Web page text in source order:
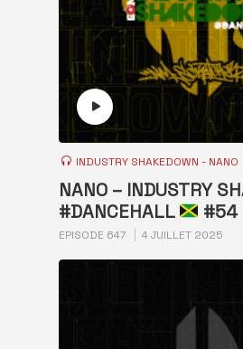
INDUSTRY SHAKEDOWN - NANO
NANO – INDUSTRY
#DANCEHALL
#54
EPISODE 647 4 JUILLET 2025